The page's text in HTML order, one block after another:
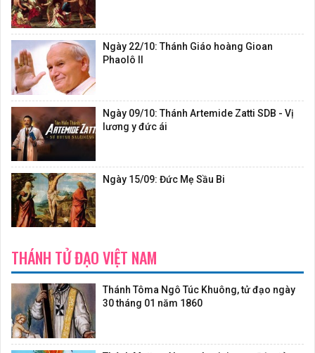
Ngày 22/10: Thánh Giáo hoàng Gioan
Phaolô II
Ngày 09/10: Thánh Artemide Zatti SDB - Vị
lương y đức ái
Ngày 15/09: Đức Mẹ Sầu Bi
THÁNH TỬ ĐẠO VIỆT NAM
Thánh Tôma Ngô Túc Khuông, tử đạo ngày
30 tháng 01 năm 1860